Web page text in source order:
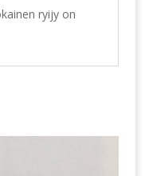
ryijy on